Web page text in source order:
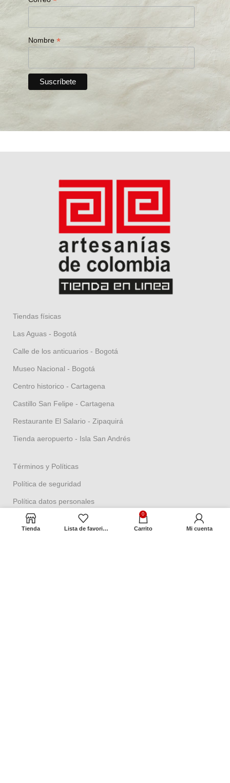
Nombre*
Tiendas físicas
Las Aguas - Bogotá
Calle de los anticuarios - Bogotá
Museo Nacional - Bogotá
Centro historico - Cartagena
Castillo San Felipe - Cartagena
Restaurante El Salario - Zipaquirá
Tienda aeropuerto - Isla San Andrés
Términos y Políticas
Política de seguridad
Política datos personales
Política Propiedad intelectual
Tienda Lista de favoritos
0
Carrito Mi cuenta